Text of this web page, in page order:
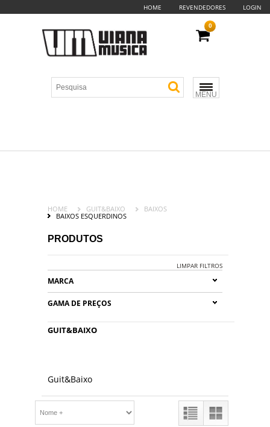
HOME REVENDEDORES LOGIN
MENU
0
HOME GUIT&BAIXO
BAIXOS
BAIXOS ESQUERDINOS
PRODUTOS
LIMPAR FILTROS
MARCA
GAMA DE PREÇOS
GUIT&BAIXO
Guit&Baixo